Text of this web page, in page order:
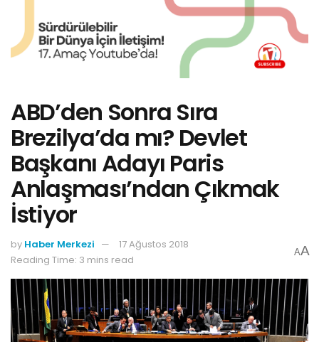
ABD’den Sonra Sıra
Brezilya’da mı? Devlet
Başkanı Adayı Paris
Anlaşması’ndan Çıkmak
İstiyor
by Haber Merkezi
17 Ağustos 2018
Reading Time: 3 mins read
AA